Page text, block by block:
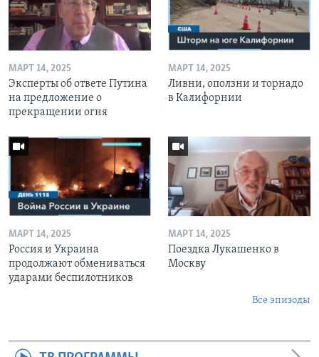
МАРТ 14, 2025
Эксперты об ответе Путина
на предложение о
прекращении огня
МАРТ 14, 2025
Ливни, оползни и торнадо
в Калифорнии
МАРТ 14, 2025
Россия и Украина
продолжают обмениваться
ударами беспилотников
МАРТ 14, 2025
Поездка Лукашенко в
Москву
Все эпизоды